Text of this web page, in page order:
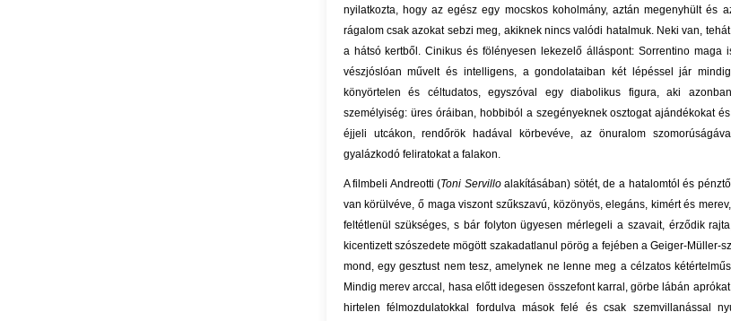
nyilatkozta, hogy az egész egy mocskos koholmány, aztán megenyhült és
rágalom csak azokat sebzi meg, akiknek nincs valódi hatalmuk. Neki van,
a hátsó kertből. Cinikus és fölényesen lekezelő álláspont: Sorrentino maga
vészjóslóan művelt és intelligens, a gondolataiban két lépéssel jár
könyörtelen és céltudatos, egyszóval egy diabolikus figura, aki
személyiség: üres óráiban, hobbiból a szegényeknek osztogat ajándékokat
éjjeli utcákon, rendőrök hadával körbevéve, az önuralom
gyalázkodó feliratokat a falakon.
A filmbeli Andreotti (Toni Servilloalakításában) sötét, de a hatalomtól és
van körülvéve, ő maga viszont szűkszavú, közönyös, elegáns, kimért és
feltétlenül szükséges, s bár folyton ügyesen mérlegeli a szavait, érződik
kicentizett szószedete mögött szakadatlanul pörög a fejében a Geiger-Müller-
mond, egy gesztust nem tesz, amelynek ne lenne meg a célzatos
Mindig merev arccal, hasa előtt idegesen összefont karral, görbe lábán
hirtelen félmozdulatokkal fordulva mások felé és csak szemvillanással